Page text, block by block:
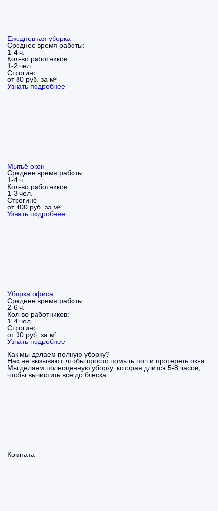
Ежедневная уборка
Среднее время работы:
1-4 ч.
Кол-во работников:
1-2 чел.
Строгино
от 80 руб. за м²
Узнать подробнее
Мытьё окон
Среднее время работы:
1-4 ч.
Кол-во работников:
1-3 чел.
Строгино
от 400 руб. за м²
Узнать подробнее
Уборка офиса
Среднее время работы:
2-6 ч.
Кол-во работников:
1-4 чел.
Строгино
от 30 руб. за м²
Узнать подробнее
Как мы делаем полную уборку?
Нас не вызывают, чтобы просто помыть пол и протереть окна.
Мы делаем полноценную уборку, которая длится 5-8 часов,
чтобы вычистить все до блеска.
Комната